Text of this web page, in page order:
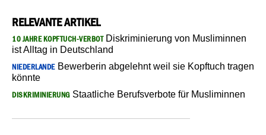
RELEVANTE ARTIKEL
10 JAHRE KOPFTUCH-VERBOTDiskriminierung von Musliminnen
ist Alltag in Deutschland
NIEDERLANDEBewerberin abgelehnt weil sie Kopftuch tragen
könnte
DISKRIMINIERUNGStaatliche Berufsverbote für Musliminnen